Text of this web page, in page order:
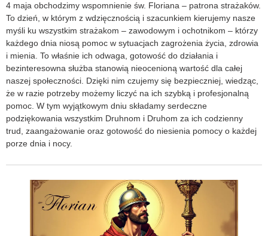
4 maja obchodzimy wspomnienie św. Floriana – patrona strażaków.
To dzień, w którym z wdzięcznością i szacunkiem kierujemy nasze
myśli ku wszystkim strażakom – zawodowym i ochotnikom – którzy
każdego dnia niosą pomoc w sytuacjach zagrożenia życia, zdrowia
i mienia. To właśnie ich odwaga, gotowość do działania i
bezinteresowna służba stanowią nieocenioną wartość dla całej
naszej społeczności. Dzięki nim czujemy się bezpieczniej, wiedząc,
że w razie potrzeby możemy liczyć na ich szybką i profesjonalną
pomoc. W tym wyjątkowym dniu składamy serdeczne
podziękowania wszystkim Druhnom i Druhom za ich codzienny
trud, zaangażowanie oraz gotowość do niesienia pomocy o każdej
porze dnia i nocy.